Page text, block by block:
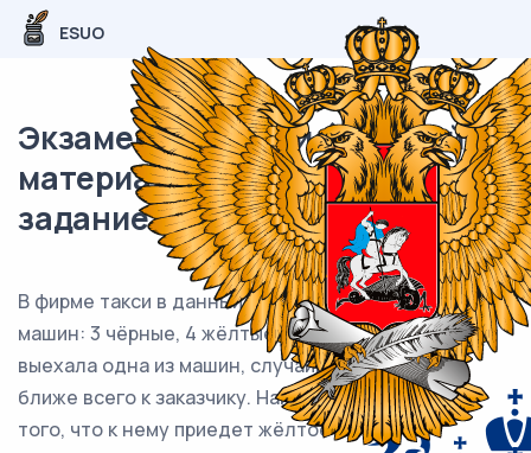
ESUO
Экзаменационный (типовой)
материал ЕГЭ / База / 05
задание (24) / 160
В фирме такси в данный момент свободно 16
машин: 3 чёрные, 4 жёлтые и 9 зелёных. По вызову
выехала одна из машин, случайно оказавшаяся
ближе всего к заказчику. Найдите вероятность
того, что к нему приедет жёлтое такси.